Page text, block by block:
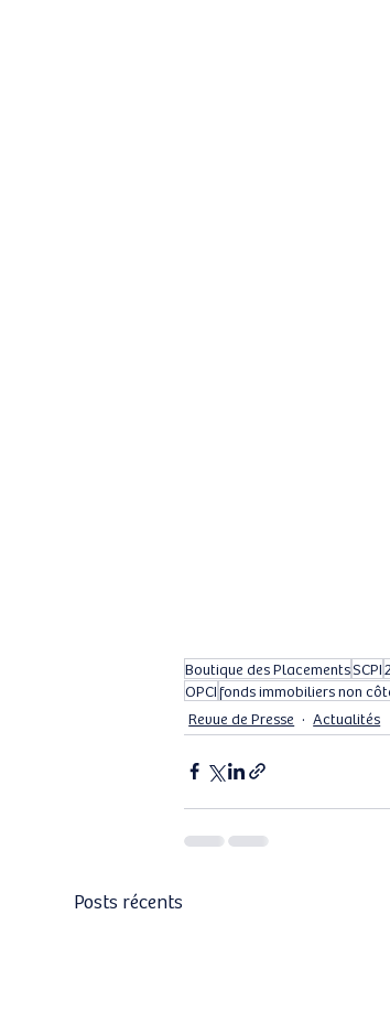
Boutique des PlacementsSCPI
OPCIfonds immobiliers non
Revue de Presse
Actualités
Posts récents